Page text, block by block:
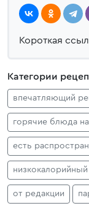
Короткая
Категории
впечатляющий
горячие блюда
есть
низкокалорийный
от редакции